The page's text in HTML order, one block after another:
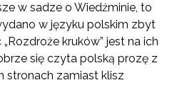
w sadze o Wiedźminie, to
w języku polskim zbyt
kruków” jest na ich
się czyta polską prozę z
stronach zamiast klisz